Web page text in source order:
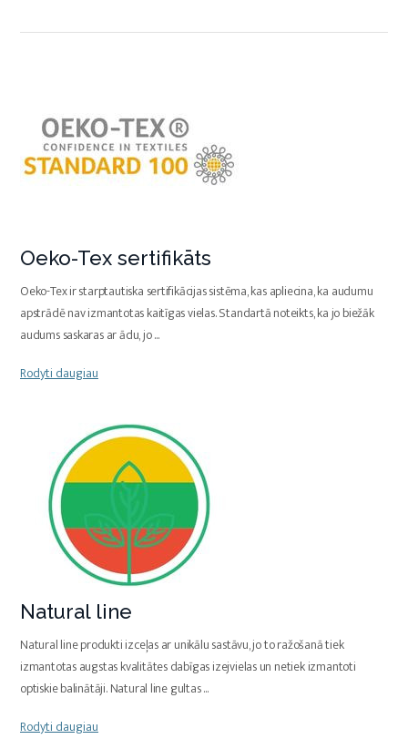
Oeko-Tex sertifikāts
Oeko-Tex ir starptautiska sertifikācijas sistēma, kas apliecina, ka audumu
apstrādē nav izmantotas kaitīgas vielas. Standartā noteikts, ka jo biežāk
audums saskaras ar ādu, jo...
Rodyti daugiau
Natural line
Natural line produkti izceļas ar unikālu sastāvu, jo to ražošanā tiek
izmantotas augstas kvalitātes dabīgas izejvielas un netiek izmantoti
optiskie balinātāji. Natural line gultas...
Rodyti daugiau